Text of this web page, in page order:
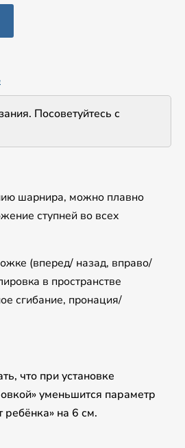
Посоветуйтесь с
шарнира, можно плавно
ступней во всех
(вперед/ назад, вправо/
в пространстве
сгибание, пронация/
что при установке
уменьшится параметр
на 6 см.